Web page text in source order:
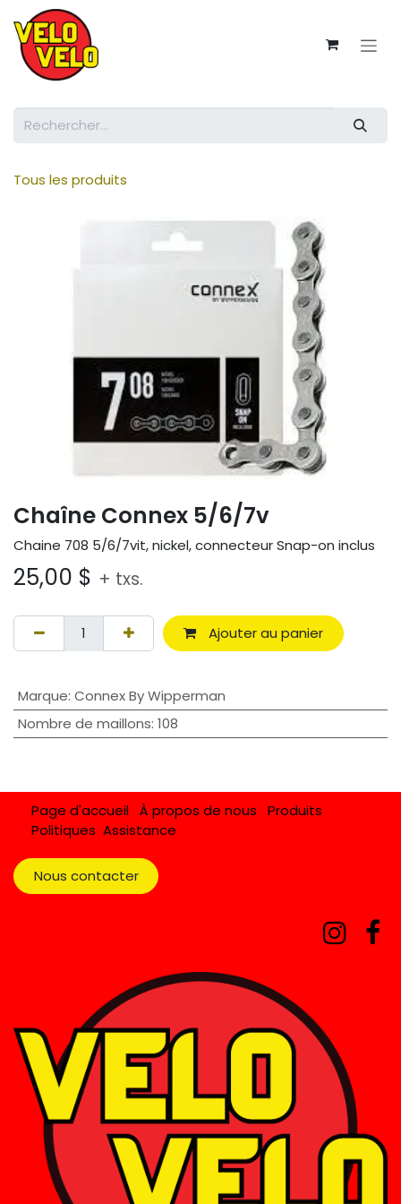
Se rendre au contenu
Tous les produits
Chaîne Connex 5/6/7v
Chaine 708 5/6/7vit, nickel, connecteur Snap-on inclus
25,00 $ + txs.
Ajouter au panier
Marque: Connex By Wipperman
Nombre de maillons: 108
Page d'accueil À propos de nous
Produits
Politiques Assistance
Nous contacter​​​​​​